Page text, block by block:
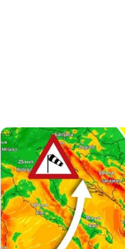
Kako pronaći upozorenje